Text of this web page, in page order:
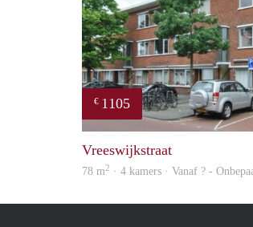
€ 1105
Vreeswijkstraat
78 m2 · 4 kamers · Vanaf ? -